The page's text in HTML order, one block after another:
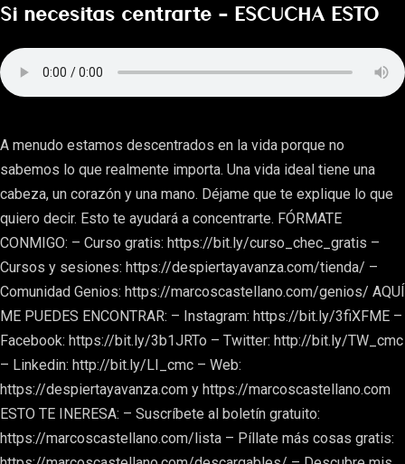
Si necesitas centrarte – ESCUCHA ESTO
A menudo estamos descentrados en la vida porque no
sabemos lo que realmente importa. Una vida ideal tiene una
cabeza, un corazón y una mano. Déjame que te explique lo que
quiero decir. Esto te ayudará a concentrarte. FÓRMATE
CONMIGO: – Curso gratis: https://bit.ly/curso_chec_gratis –
Cursos y sesiones: https://despiertayavanza.com/tienda/ –
Comunidad Genios: https://marcoscastellano.com/genios/ AQUÍ
ME PUEDES ENCONTRAR: – Instagram: https://bit.ly/3fiXFME –
Facebook: https://bit.ly/3b1JRTo – Twitter: http://bit.ly/TW_cmc
– Linkedin: http://bit.ly/LI_cmc – Web:
https://despiertayavanza.com y https://marcoscastellano.com
ESTO TE INERESA: – Suscríbete al boletín gratuito:
https://marcoscastellano.com/lista – Píllate más cosas gratis: